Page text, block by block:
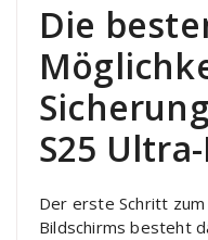
Die
S25
Der erste Schritt
Bildschirms besteht